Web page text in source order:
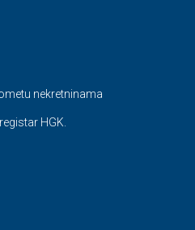
nekretninama
HGK.